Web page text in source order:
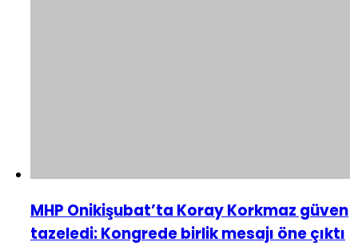
MHP Onikişubat’ta Koray Korkmaz güven
tazeledi: Kongrede birlik mesajı öne çıktı